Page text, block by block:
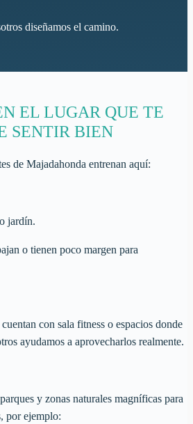
diseñamos el camino.
EL LUGAR QUE TE
SENTIR BIEN
de Majadahonda entrenan aquí:
jardín.
o tienen poco margen para
con sala fitness o espacios donde
ayudamos a aprovecharlos realmente.
y zonas naturales magníficas para
por ejemplo: